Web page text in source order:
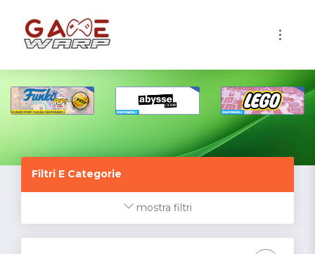
Filtri E Categorie
mostra filtri